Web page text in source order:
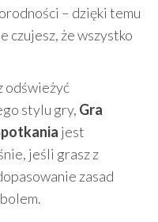
– dzięki temu
czujesz, że wszystko
odświeżyć
stylu gry, Gra
jest
jeśli grasz z
zasad